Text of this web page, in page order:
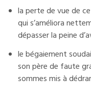
la perte de vue de
qui s’améliora
dépasser la peine
le bégaiement
son père de faute
sommes mis à